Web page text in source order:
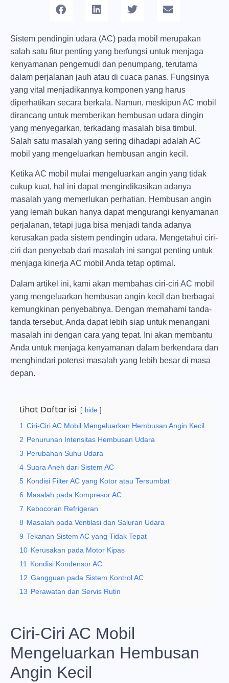
Sistem pendingin udara (AC) pada mobil merupakan
salah satu fitur penting yang berfungsi untuk menjaga
kenyamanan pengemudi dan penumpang, terutama
dalam perjalanan jauh atau di cuaca panas. Fungsinya
yang vital menjadikannya komponen yang harus
diperhatikan secara berkala. Namun, meskipun AC mobil
dirancang untuk memberikan hembusan udara dingin
yang menyegarkan, terkadang masalah bisa timbul.
Salah satu masalah yang sering dihadapi adalah AC
mobil yang mengeluarkan hembusan angin kecil.
Ketika AC mobil mulai mengeluarkan angin yang tidak
cukup kuat, hal ini dapat mengindikasikan adanya
masalah yang memerlukan perhatian. Hembusan angin
yang lemah bukan hanya dapat mengurangi kenyamanan
perjalanan, tetapi juga bisa menjadi tanda adanya
kerusakan pada sistem pendingin udara. Mengetahui ciri-
ciri dan penyebab dari masalah ini sangat penting untuk
menjaga kinerja AC mobil Anda tetap optimal.
Dalam artikel ini, kami akan membahas ciri-ciri AC mobil
yang mengeluarkan hembusan angin kecil dan berbagai
kemungkinan penyebabnya. Dengan memahami tanda-
tanda tersebut, Anda dapat lebih siap untuk menangani
masalah ini dengan cara yang tepat. Ini akan membantu
Anda untuk menjaga kenyamanan dalam berkendara dan
menghindari potensi masalah yang lebih besar di masa
depan.
Lihat Daftar isi hide
1 Ciri-Ciri AC Mobil Mengeluarkan Hembusan Angin Kecil
2 Penurunan Intensitas Hembusan Udara
3 Perubahan Suhu Udara
4 Suara Aneh dari Sistem AC
5 Kondisi Filter AC yang Kotor atau Tersumbat
6 Masalah pada Kompresor AC
7 Kebocoran Refrigeran
8 Masalah pada Ventilasi dan Saluran Udara
9 Tekanan Sistem AC yang Tidak Tepat
10 Kerusakan pada Motor Kipas
11
Kondisi Kondensor AC
12 Gangguan pada Sistem Kontrol AC
13 Perawatan dan Servis Rutin
Ciri-Ciri AC Mobil
Mengeluarkan Hembusan
Angin Kecil